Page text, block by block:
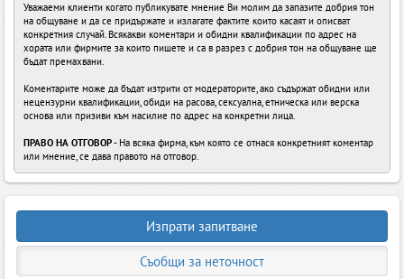
Уважаеми клиенти когато публикувате мнение Ви молим да запазите добрия тон
на общуване и да се придържате и излагате фактите които касаят и описват
конкретния случай. Всякакви коментари и обидни квалификации по адрес на
хората или фирмите за които пишете и са в разрез с добрия тон на общуване ще
бъдат премахвани.
Коментарите може да бъдат изтрити от модераторите, ако съдържат обидни или
нецензурни квалификации, обиди на расова, сексуална, етническа или верска
основа или призиви към насилие по адрес на конкретни лица.
ПРАВО НА ОТГОВОР- На всяка фирма, към която се отнася конкретният коментар
или мнение, се дава правото на отговор.
Изпрати запитване
Съобщи за неточност